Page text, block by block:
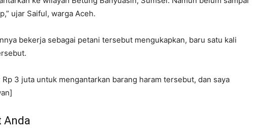
ujar Saiful, warga Aceh.
bekerja sebagai petani tersebut mengukapkan, baru satu kali
Rp 3 juta untuk mengantarkan barang haram tersebut, dan saya
Anda